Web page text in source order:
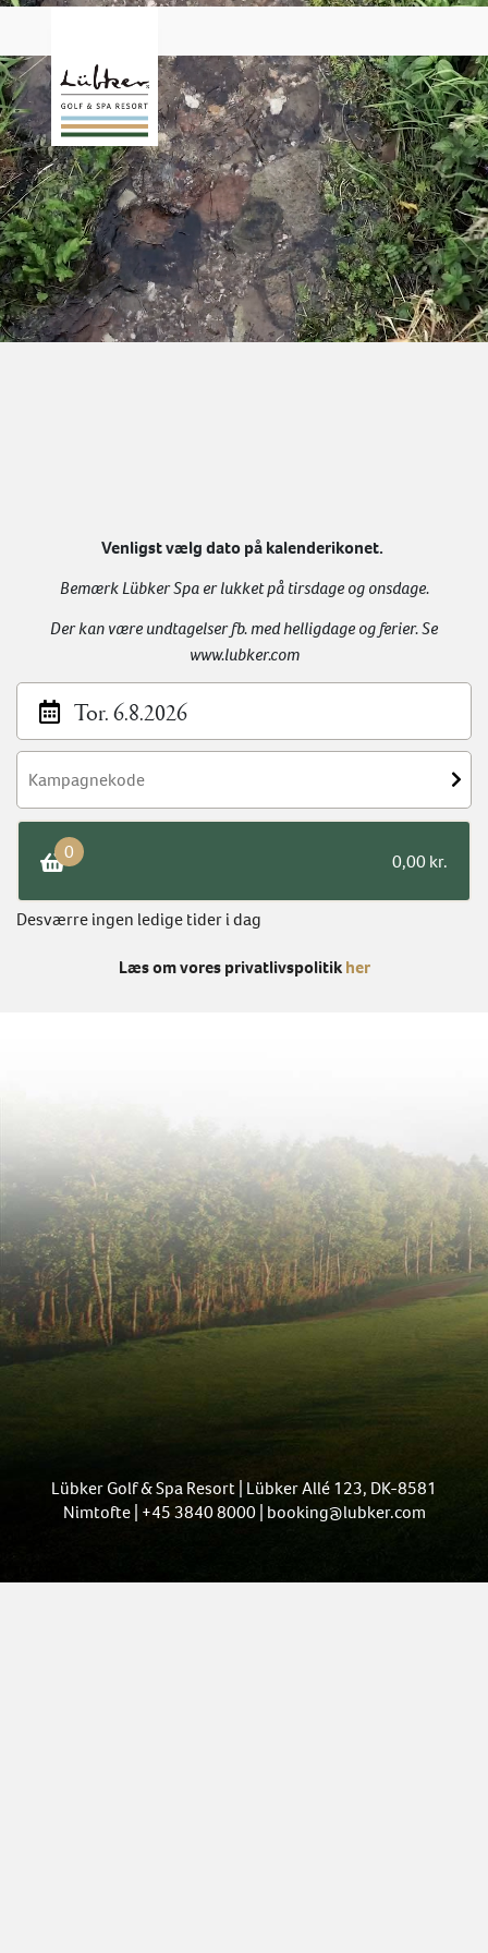
Venligst vælg dato på kalenderikonet.
Bemærk Lübker Spa er lukket på tirsdage og onsdage.
Der kan være undtagelser fb. med helligdage og ferier. Se
www.lubker.com
Tor. 6.8.2026
0 0,00 kr.
Indløs Gavekort. Gavekortkode Skal Tastes Nøjagtig Som På Beviset
Ja tak til nyhedsbrev om Golf
Acceptérhandelsbetingelserne .
Send og afslut bestilling
Desværre ingen ledige tider i dag
Læs om vores privatlivspolitikher
Lübker Golf & Spa Resort | Lübker Allé 123, DK-8581
Nimtofte | +45 3840 8000 | booking@lubker.com